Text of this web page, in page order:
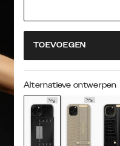
TOEVOEGEN
Alternatieve ontwerpen